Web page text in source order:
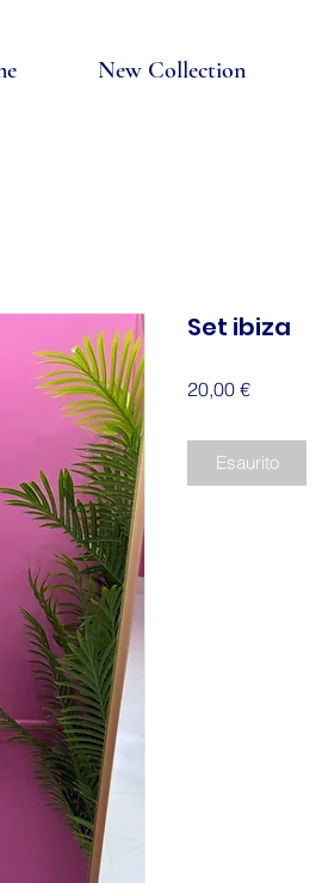
New Collection
Set ibiza
20,00 €Prezzo
Esaurito